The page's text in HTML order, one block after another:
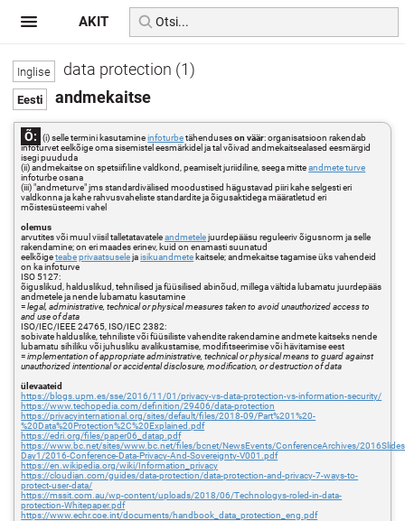
data protection (1)
andmekaitse
Õ: (i) selle termini kasutamineinfoturbetähenduseson väär: organisatsioon rakendab
infoturvet eelkõige oma sisemistel eesmärkidel ja tal võivad andmekaitsealased eesmärgid
isegi puududa
(ii) andmekaitse on spetsiifiline valdkond, peamiselt juriidiline, seega mitteandmete turve
infoturbe osana
(iii) "andmeturve" jms standardivälised moodustised hägustavad piiri kahe selgesti eri
valdkonna ja kahe rahvusvaheliste standardite ja õigusaktidega määratletud eri
mõistesüsteemi vahel
olemus
arvutites või muul viisil talletatavateleandmetelejuurdepääsu reguleeriv õigusnorm ja selle
rakendamine; on eri maades erinev, kuid on enamasti suunatud
eelkõigeteabeprivaatsuselejaisikuandmete kaitsele; andmekaitse tagamise üks vahendeid
on ka infoturve
ISO 5127:
õiguslikud, halduslikud, tehnilised ja füüsilised abinõud, millega vältida lubamatu juurdepääs
andmetele ja nende lubamatu kasutamine
=legal, administrative, technical or physical measures taken to avoid unauthorized access to
and use of data
ISO/IEC/IEEE 24765, ISO/IEC 2382:
sobivate halduslike, tehniliste või füüsiliste vahendite rakendamine andmete kaitseks nende
lubamatu sihiliku või juhusliku avalikustamise, modifitseerimise või hävitamise eest
=implementation of appropriate administrative, technical or physical means to guard against
unauthorized intentional or accidental disclosure, modification, or destruction of data
ülevaateid
https://blogs.upm.es/sse/2016/11/01/privacy-vs-data-protection-vs-information-security/
https://www.techopedia.com/definition/29406/data-protection
https://privacyinternational.org/sites/default/files/2018-09/Part%201%20-
%20Data%20Protection%2C%20Explained.pdf
https://edri.org/files/paper06_datap.pdf
https://www.bc.net/sites/www.bc.net/files/bcnet/NewsEvents/ConferenceArchives/
Day1/2016-Conference-Data-Privacy-And-Sovereignty-V001.pdf
https://en.wikipedia.org/wiki/Information_privacy
https://cloudian.com/guides/data-protection/data-protection-and-privacy-7-ways-to-
protect-user-data/
https://mssit.com.au/wp-content/uploads/2018/06/Technologys-roled-in-data-
protection-Whitepaper.pdf
https://www.echr.coe.int/documents/handbook_data_protection_eng.pdf
AKIT